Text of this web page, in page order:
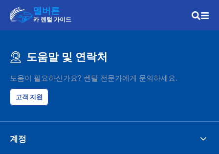
멜버른
카 렌털 가이드
도움말 및 연락처
도움이 필요하신가요? 렌탈 전문가에게 문의하세요.
고객 지원
계정